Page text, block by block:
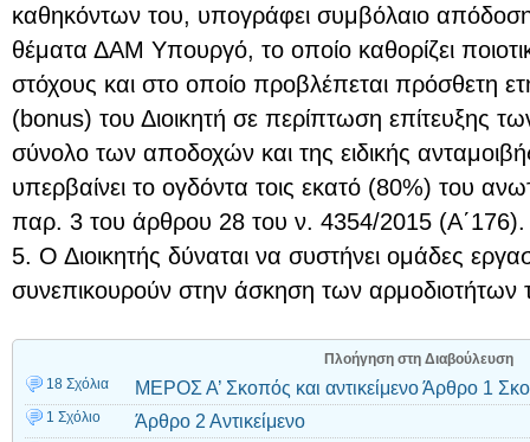
καθηκόντων του, υπογράφει συμβόλαιο
θέματα ΔΑΜ Υπουργό, το οποίο καθορίζει
στόχους και στο οποίο προβλέπεται πρόσθετη
(bonus) του Διοικητή σε περίπτωση επίτευξης
σύνολο των αποδοχών και της ειδικής
υπερβαίνει το ογδόντα τοις εκατό (80%) του
παρ. 3 του άρθρου 28 του ν. 4354/2015 (Α΄176).
5. Ο Διοικητής δύναται να συστήνει ομάδες
συνεπικουρούν στην άσκηση των αρμοδιοτήτων
Πλοήγηση στη Διαβούλευση
18 Σχόλια
ΜΕΡΟΣ Α’ Σκοπός και αντικείμενο Άρθρο 1
1 Σχόλιο Άρθρο 2 Αντικείμενο